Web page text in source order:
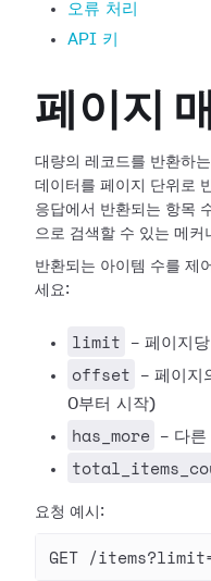
오류 처리
API 키
페이지
대량의 레코드를 반환하
데이터를 페이지 단위로
응답에서 반환되는 항목
으로 검색할 수 있는 메커
반환되는 아이템 수를 제
세요:
limit - 페이지
offset
- 페이지
0부터 시작)
has_more - 다른
요청 예시:
GET /